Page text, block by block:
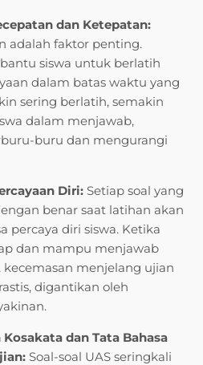
dan Ketepatan:
adalah faktor penting.
siswa untuk berlatih
dalam batas waktu yang
sering berlatih, semakin
dalam menjawab,
buru dan mengurangi
Diri: Setiap soal yang
benar saat latihan akan
percaya diri siswa. Ketika
dan mampu menjawab
kecemasan menjelang ujian
digantikan oleh
dan Tata Bahasa
Soal-soal UAS seringkali